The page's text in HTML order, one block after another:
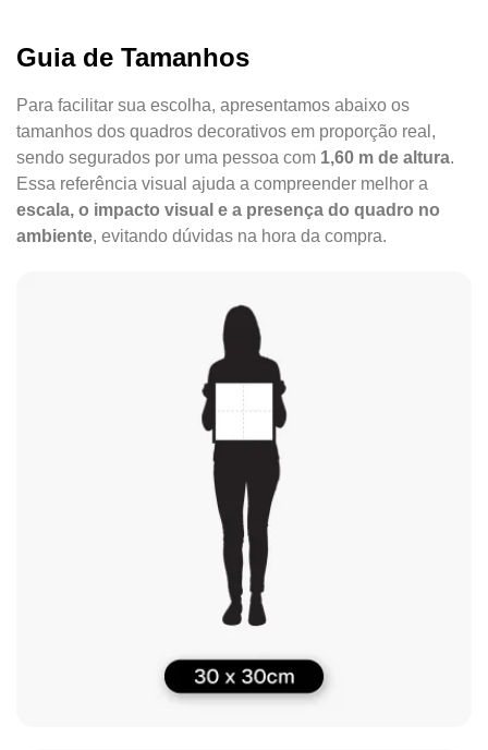
Guia de Tamanhos
Para facilitar sua escolha, apresentamos abaixo os
tamanhos dos quadros decorativos em proporção real,
sendo segurados por uma pessoa com 1,60 m de altura.
Essa referência visual ajuda a compreender melhor a
escala, o impacto visual e a presença do quadro no
ambiente, evitando dúvidas na hora da compra.